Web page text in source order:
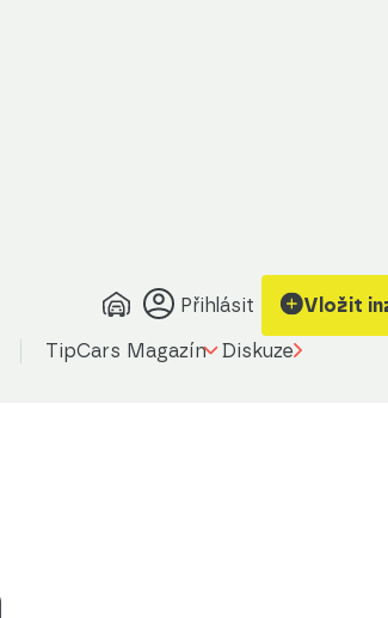
Přihlásit Vložit
TipCars Magazín Diskuze